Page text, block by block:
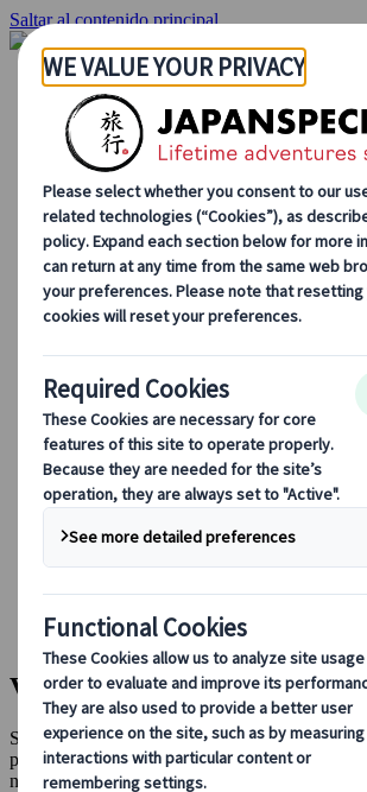
Saltar al contenido principal
Inicio
Viajes
Viajes a medida
Viajes de autor
Fly & Drive
Circuitos organizados
Excursiones
Tours de grupo a medida
Japan Rail Pass
Cómo trabajamos
Sobre nosotros
Nuestro equipo
Blog
Consejos de viaje para cada
Destinos destacados
Perspectivas culturales
Experiencias gastronómicas
Recorre Japón en tren
Preguntas frecuentes
Información práctica
Etiqueta en Japón
Conducir en Japón
Reservar con nosotros
Japan Rail Pass
Alojamiento
Asesoramiento virtual
Viajes a medida
Si lo que buscas es un viaje con la máxima
pero que incluya tu propio toque personal, echa
nuestros viajes a medida.